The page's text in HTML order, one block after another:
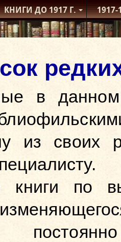
КНИГИ ДО 1917Г. 1917-
в
из своих
книги по